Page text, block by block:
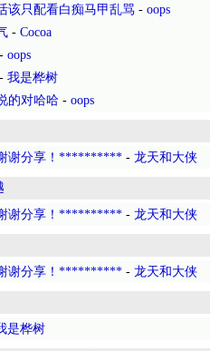
该只配看白痴马甲乱骂 - oops
- Cocoa
- oops
- 我是桦树
的对哈哈 - oops
谢分享！********** - 龙天和大侠
谢分享！********** - 龙天和大侠
谢分享！********** - 龙天和大侠
是桦树